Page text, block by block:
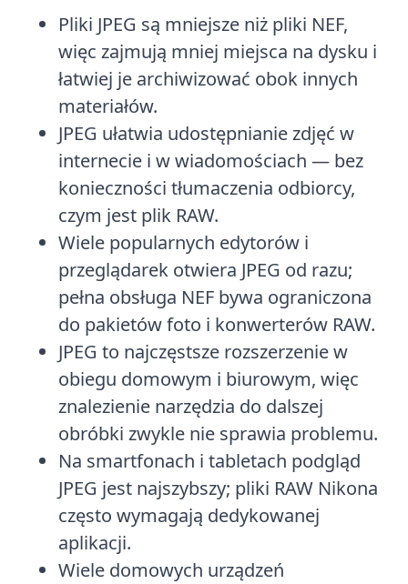
Pliki JPEG są mniejsze niż pliki NEF,
więc zajmują mniej miejsca na dysku i
łatwiej je archiwizować obok innych
materiałów.
JPEG ułatwia udostępnianie zdjęć w
internecie i w wiadomościach — bez
konieczności tłumaczenia odbiorcy,
czym jest plik RAW.
Wiele popularnych edytorów i
przeglądarek otwiera JPEG od razu;
pełna obsługa NEF bywa ograniczona
do pakietów foto i konwerterów RAW.
JPEG to najczęstsze rozszerzenie w
obiegu domowym i biurowym, więc
znalezienie narzędzia do dalszej
obróbki zwykle nie sprawia problemu.
Na smartfonach i tabletach podgląd
JPEG jest najszybszy; pliki RAW Nikona
często wymagają dedykowanej
aplikacji.
Wiele domowych urządzeń